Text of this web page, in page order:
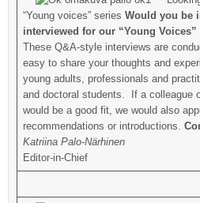
“Young voices” series Would you be
interviewed for our “Young Voices”
These Q&A-style interviews are
easy to share your thoughts and
young adults, professionals and
and doctoral students. If a colleague
would be a good fit, we would also
recommendations or introductions.
Katriina Palo-Närhinen
Editor-in-Chief